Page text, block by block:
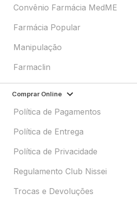
Convênio Farmácia MedME
Farmácia Popular
Manipulação
Farmaclin
Comprar Online
Política de Pagamentos
Política de Entrega
Política de Privacidade
Regulamento Club Nissei
Trocas e Devoluções